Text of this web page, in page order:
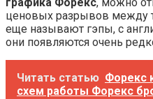
графика Форекс, можно
ценовых разрывов между
еще называют гэпы, с
они появляются очень
Читать статью Форекс
схем работы Форекс